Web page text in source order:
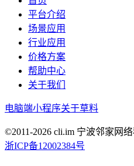
平台介绍
场景应用
行业应用
价格方案
帮助中心
关于我们
电脑端小程序关于草料
©2011-2026 cli.im 宁波邻家网
浙ICP备12002384号